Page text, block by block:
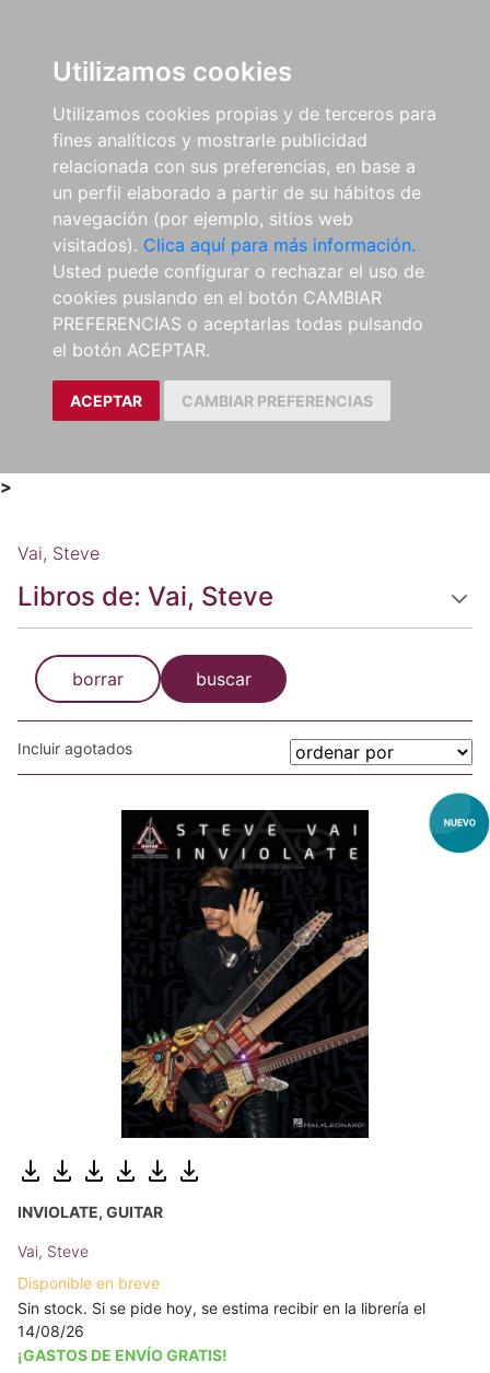
Utilizamos cookies
Utilizamos cookies propias y de terceros para
fines analíticos y mostrarle publicidad
relacionada con sus preferencias, en base a
un perfil elaborado a partir de su hábitos de
navegación (por ejemplo, sitios web
visitados). Clica aquí para más información.
Usted puede configurar o rechazar el uso de
cookies puslando en el botón CAMBIAR
PREFERENCIAS o aceptarlas todas pulsando
el botón ACEPTAR.
ACEPTAR CAMBIAR PREFERENCIAS
>
Vai, Steve
Libros de: Vai, Steve
borrar buscar
Incluir agotados
INVIOLATE, GUITAR
Vai, Steve
Disponible en breve
Sin stock. Si se pide hoy, se estima recibir en la librería el
14/08/26
¡GASTOS DE ENVÍO GRATIS!